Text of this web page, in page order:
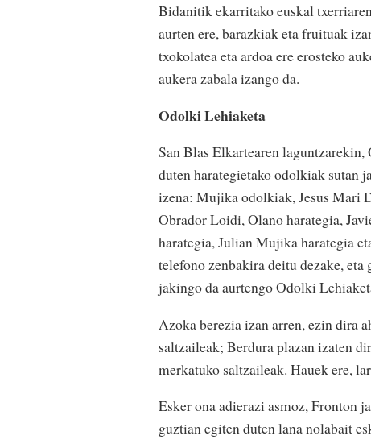
Bidanitik ekarritako euskal
aurten ere, barazkiak eta fruituak
txokolatea eta ardoa ere erosteko
aukera zabala izango da.
Odolki Lehiaketa
San Blas Elkartearen
duten harategietako odolkiak sutan
izena: Mujika odolkiak, Jesus Mari
Obrador Loidi, Olano harategia,
harategia, Julian Mujika harategia
telefono zenbakira deitu dezake,
jakingo da aurtengo Odolki
Azoka berezia izan arren, ezin dira
saltzaileak; Berdura plazan izaten
merkatuko saltzaileak. Hauek ere,
Esker ona adierazi asmoz, Fronton
guztian egiten duten lana nolabait